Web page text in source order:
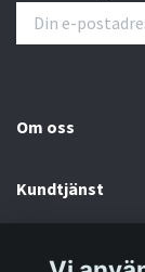
Om oss
Kundtjänst